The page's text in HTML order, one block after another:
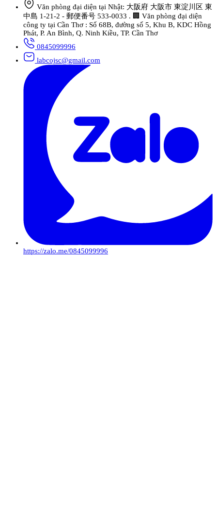
Văn phòng đại diện tại Nhật: 大阪府 大阪市 東淀川区 東
中島 1-21-2 - 郵便番号 533-0033 . 🏢 Văn phòng đại diện
công ty tại Cần Thơ : Số 68B, đường số 5, Khu B, KDC Hồng
Phát, P. An Bình, Q. Ninh Kiều, TP. Cần Thơ
0845099996
labcojsc@gmail.com
https://zalo.me/0845099996